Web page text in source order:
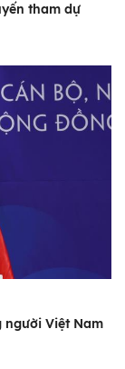
tham dự
người Việt Nam